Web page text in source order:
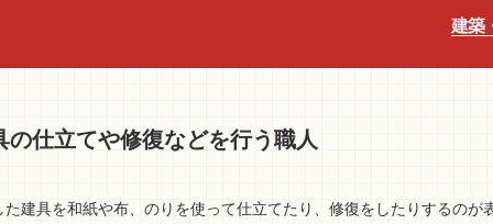
建築
の仕立てや修復などを行う職人
建具を和紙や布、のりを使って仕立てたり、修復をしたりするのが